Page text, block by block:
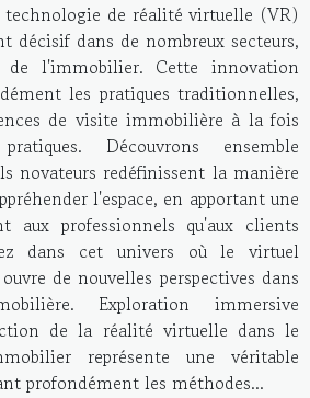
technologie de réalité virtuelle (VR)
décisif dans de nombreux secteurs,
de l'immobilier. Cette innovation
les pratiques traditionnelles,
de visite immobilière à la fois
Découvrons ensemble
novateurs redéfinissent la manière
l'espace, en apportant une
aux professionnels qu'aux clients
dans cet univers où le virtuel
de nouvelles perspectives dans
Exploration immersive
de la réalité virtuelle dans le
représente une véritable
profondément les méthodes...